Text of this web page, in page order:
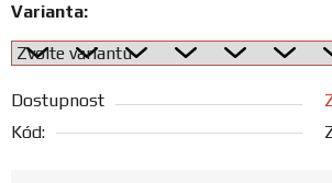
Blog
a
katalogy
Varianta:
Dostupnost
Kód: